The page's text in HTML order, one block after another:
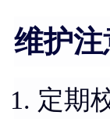
维护
定期